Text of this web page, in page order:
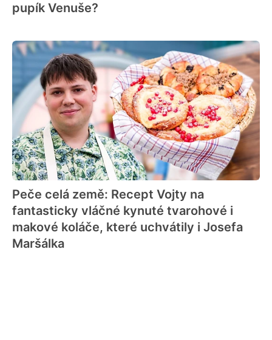
pupík Venuše?
Peče celá země: Recept Vojty na
fantasticky vláčné kynuté tvarohové i
makové koláče, které uchvátily i Josefa
Maršálka